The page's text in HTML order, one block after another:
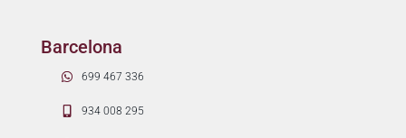
Barcelona
699 467 336
934 008 295